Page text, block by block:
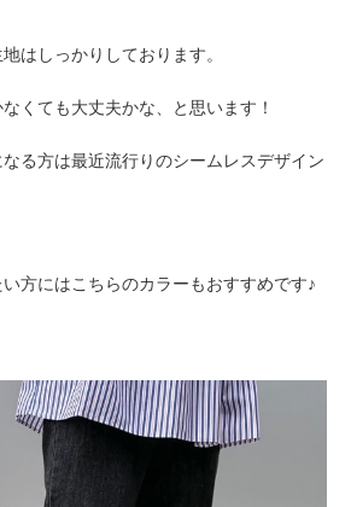
はしっかりしております。
くても大丈夫かな、と思います！
なる方は最近流行りのシームレスデザイン
方にはこちらのカラーもおすすめです♪